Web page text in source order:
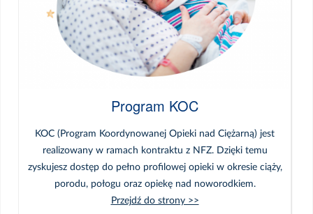
Program KOC
KOC (Program Koordynowanej Opieki nad Ciężarną) jest
realizowany w ramach kontraktu z NFZ. Dzięki temu
zyskujesz dostęp do pełno profilowej opieki w okresie ciąży,
porodu, połogu oraz opiekę nad noworodkiem.
Przejdź do strony >>